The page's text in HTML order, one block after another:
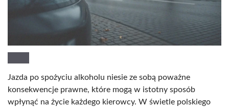
Jazda po spożyciu alkoholu niesie ze sobą poważne
konsekwencje prawne, które mogą w istotny sposób
wpłynąć na życie każdego kierowcy. W świetle polskiego